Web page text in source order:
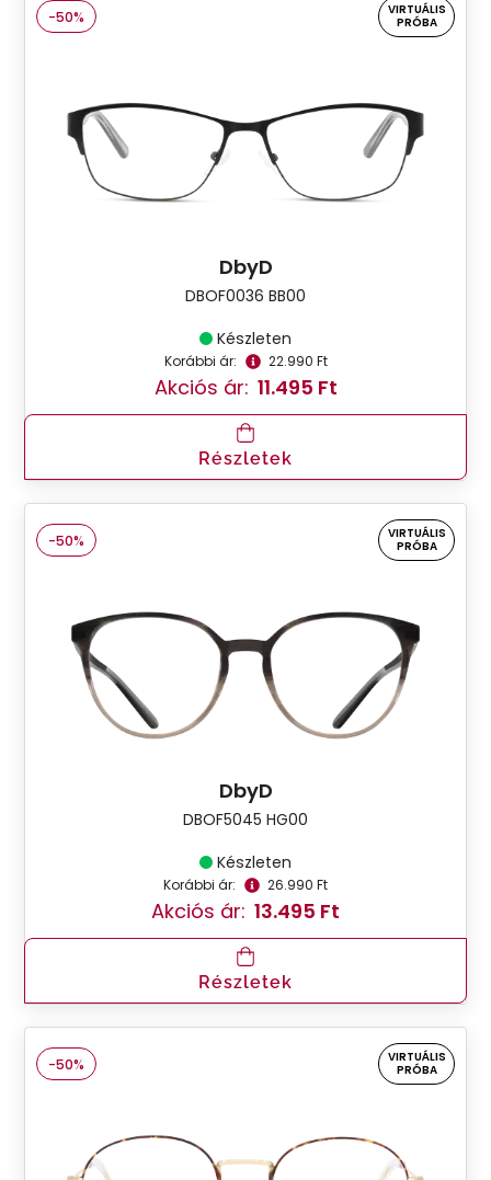
-50%
VIRTUÁLIS
PRÓBA
DbyD
DBOF0036 BB00
Készleten
Korábbi ár: 22.990 Ft
Akciós ár: 11.495 Ft
Részletek
-50%
VIRTUÁLIS
PRÓBA
DbyD
DBOF5045 HG00
Készleten
Korábbi ár: 26.990 Ft
Akciós ár: 13.495 Ft
Részletek
-50%
VIRTUÁLIS
PRÓBA